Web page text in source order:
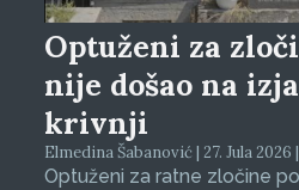
Optuženi za
nije došao na
krivnji
Elmedina Šabanović | 27. Jula 2026 |
Optuženi za ratne zločine